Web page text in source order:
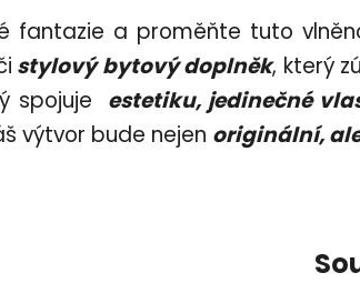
fantazie a proměňte tuto
stylový bytový doplněk, který
spojuje estetiku, jedinečné
výtvor bude nejen originální,